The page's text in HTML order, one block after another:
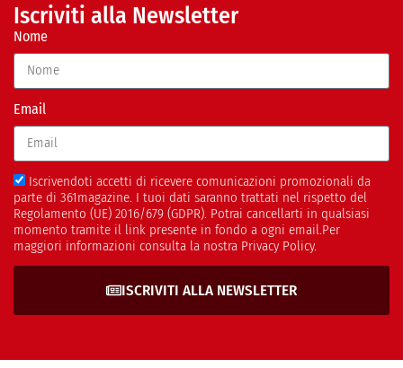
Iscriviti alla Newsletter
Nome
Email
Iscrivendoti accetti di ricevere comunicazioni promozionali da
parte di 361magazine. I tuoi dati saranno trattati nel rispetto del
Regolamento (UE) 2016/679 (GDPR). Potrai cancellarti in qualsiasi
momento tramite il link presente in fondo a ogni email.Per
maggiori informazioni consulta la nostra Privacy Policy.
ISCRIVITI ALLA NEWSLETTER